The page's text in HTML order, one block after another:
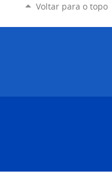
Voltar para o topo